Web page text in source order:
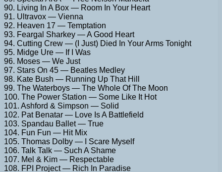
90. Living In A Box — Room In Your Heart
91. Ultravox — Vienna
92. Heaven 17 — Temptation
93. Feargal Sharkey — A Good Heart
94. Cutting Crew — (I Just) Died In Your Arms Tonight
95. Midge Ure — If I Was
96. Moses — We Just
97. Stars On 45 — Beatles Medley
98. Kate Bush — Running Up That Hill
99. The Waterboys — The Whole Of The Moon
100. The Power Station — Some Like It Hot
101. Ashford & Simpson — Solid
102. Pat Benatar — Love Is A Battlefield
103. Spandau Ballet — True
104. Fun Fun — Hit Mix
105. Thomas Dolby — I Scare Myself
106. Talk Talk — Such A Shame
107. Mel & Kim — Respectable
108. FPI Project — Rich In Paradise